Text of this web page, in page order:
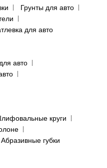
Грунты для авто
для авто
авто
круги
Абразивные губки